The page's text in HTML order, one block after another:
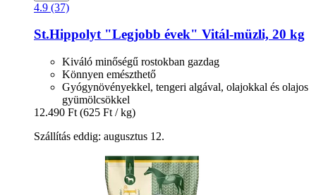
4.9 (37)
St.Hippolyt"Legjobb évek" Vitál-​müzli, 20 kg
Kiváló minőségű rostokban gazdag
Könnyen emészthető
Gyógynövényekkel, tengeri algával, olajokkal és olajos
gyümölcsökkel
12.490 Ft (625 Ft / kg)
Szállítás eddig: augusztus 12.